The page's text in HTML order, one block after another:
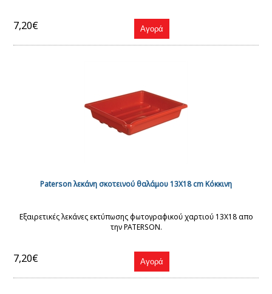
7,20€
Paterson λεκάνη σκοτεινού θαλάμου 13Χ18 cm Κόκκινη
Εξαιρετικές λεκάνες εκτύπωσης φωτογραφικού χαρτιού 13Χ18 απο
την PATERSON.
7,20€